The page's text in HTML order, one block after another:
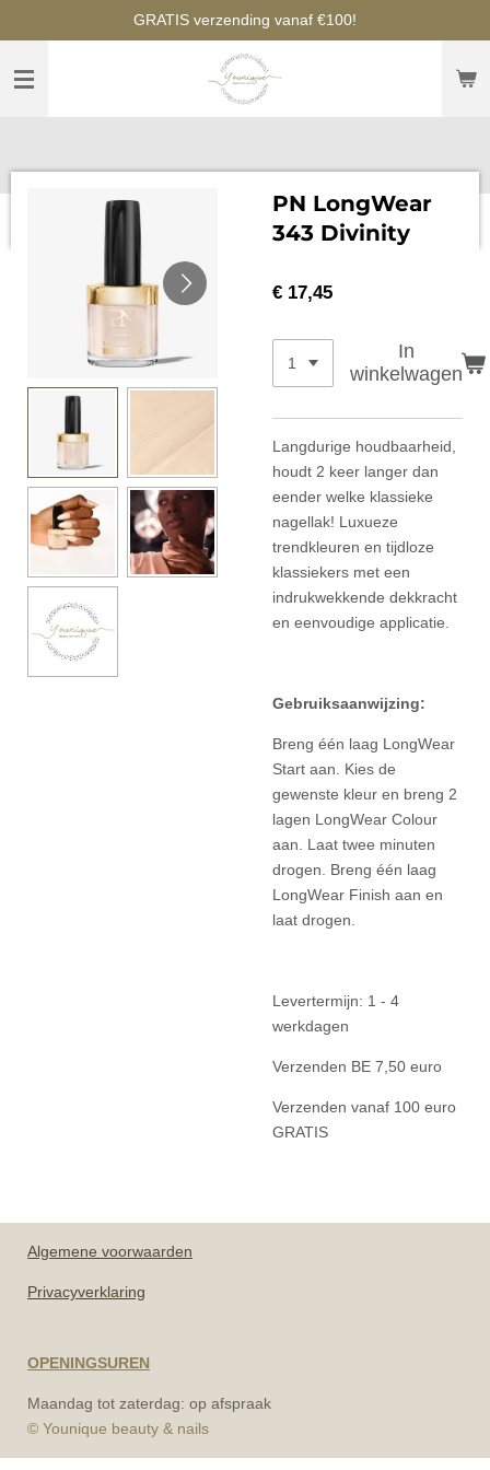
naar
hoofdinhoud
GRATIS verzending vanaf €100!
PN LongWear
343 Divinity
€ 17,45
In
winkelwagen
Langdurige houdbaarheid,
houdt 2 keer langer dan
eender welke klassieke
nagellak! Luxueze
trendkleuren en tijdloze
klassiekers met een
indrukwekkende dekkracht
en eenvoudige applicatie.
Gebruiksaanwijzing:
Breng één laag LongWear
Start aan. Kies de
gewenste kleur en breng 2
lagen LongWear Colour
aan. Laat twee minuten
drogen. Breng één laag
LongWear Finish aan en
laat drogen.
Levertermijn: 1 - 4
werkdagen
Verzenden BE 7,50 euro
Verzenden vanaf 100 euro
GRATIS
Algemene voorwaarden
Privacyverklaring
OPENINGSUREN
Maandag tot zaterdag: op afspraak
© Younique beauty & nails